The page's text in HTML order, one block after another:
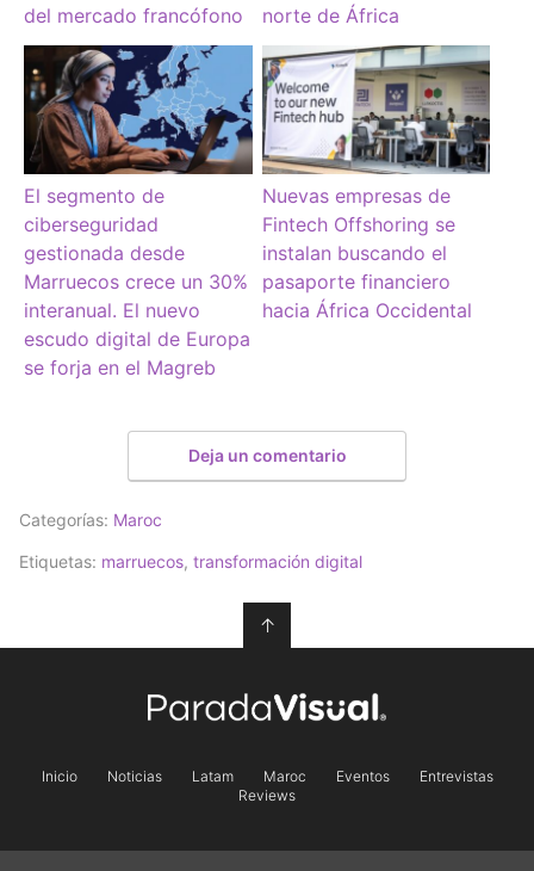
del mercado francófono
norte de África
El segmento de
ciberseguridad
gestionada desde
Marruecos crece un 30%
interanual. El nuevo
escudo digital de Europa
se forja en el Magreb
Nuevas empresas de
Fintech Offshoring se
instalan buscando el
pasaporte financiero
hacia África Occidental
Deja un comentario
Categorías: Maroc
Etiquetas: marruecos, transformación digital
↑
Inicio Noticias Latam Maroc Eventos
Entrevistas
Reviews